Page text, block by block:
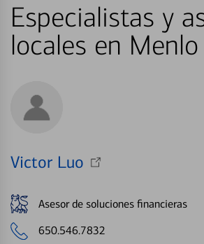
Especialistas y
locales en
Victor Luo
Asesor de soluciones financieras
650.546.7832